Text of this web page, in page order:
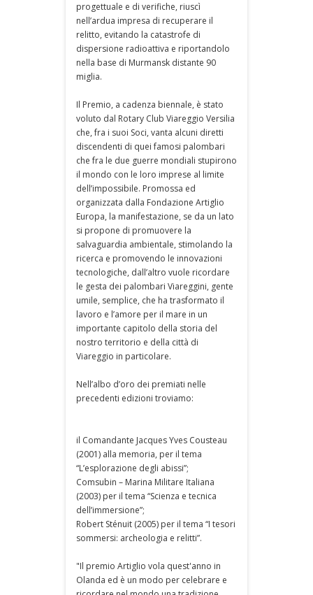
progettuale e di verifiche, riuscì
nell’ardua impresa di recuperare il
relitto, evitando la catastrofe di
dispersione radioattiva e riportandolo
nella base di Murmansk distante 90
miglia.
Il Premio, a cadenza biennale, è stato
voluto dal Rotary Club Viareggio Versilia
che, fra i suoi Soci, vanta alcuni diretti
discendenti di quei famosi palombari
che fra le due guerre mondiali stupirono
il mondo con le loro imprese al limite
dell’impossibile. Promossa ed
organizzata dalla Fondazione Artiglio
Europa, la manifestazione, se da un lato
si propone di promuovere la
salvaguardia ambientale, stimolando la
ricerca e promovendo le innovazioni
tecnologiche, dall’altro vuole ricordare
le gesta dei palombari Viareggini, gente
umile, semplice, che ha trasformato il
lavoro e l’amore per il mare in un
importante capitolo della storia del
nostro territorio e della città di
Viareggio in particolare.
Nell’albo d’oro dei premiati nelle
precedenti edizioni troviamo:
il Comandante Jacques Yves Cousteau
(2001) alla memoria, per il tema
“L’esplorazione degli abissi”;
Comsubin – Marina Militare Italiana
(2003) per il tema “Scienza e tecnica
dell’immersione”;
Robert Sténuit (2005) per il tema “I tesori
sommersi: archeologia e relitti”.
"Il premio Artiglio vola quest'anno in
Olanda ed è un modo per celebrare e